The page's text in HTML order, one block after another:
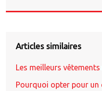
Articles similaires
Les meilleurs
Pourquoi opter pour un